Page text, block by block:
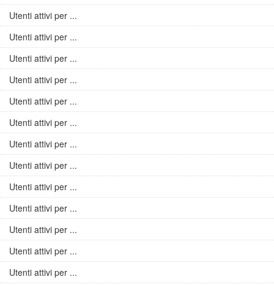
Utenti attivi per ...
Utenti attivi per ...
Utenti attivi per ...
Utenti attivi per ...
Utenti attivi per ...
Utenti attivi per ...
Utenti attivi per ...
Utenti attivi per ...
Utenti attivi per ...
Utenti attivi per ...
Utenti attivi per ...
Utenti attivi per ...
Utenti attivi per ...